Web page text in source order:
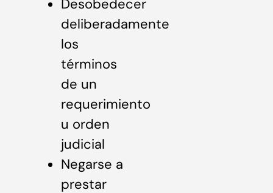
Desobedecer
deliberadamente
los
términos
de un
requerimiento
u orden
judicial
Negarse a
prestar